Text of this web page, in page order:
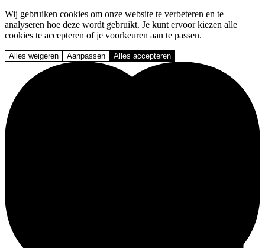
Wij gebruiken cookies om onze website te verbeteren en te
analyseren hoe deze wordt gebruikt. Je kunt ervoor kiezen alle
cookies te accepteren of je voorkeuren aan te passen.
Alles weigeren Aanpassen Alles accepteren